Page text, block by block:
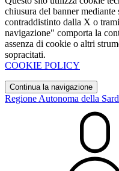
chiusura del banner
contraddistinto dalla X o
navigazione" comporta la
assenza di cookie o altri
sopracitati.
COOKIE POLICY
Continua la navigazione
Regione Autonoma della